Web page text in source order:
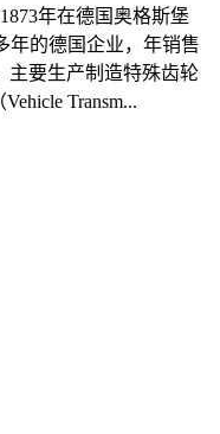
年在德国奥格斯堡
年的德国企业，年销售
主要生产制造特殊齿轮
Transm...